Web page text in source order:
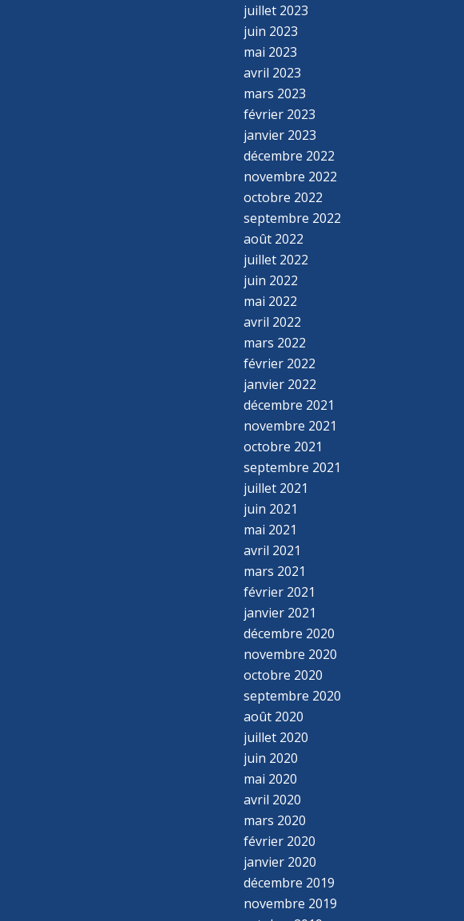
juillet 2023
juin 2023
mai 2023
avril 2023
mars 2023
février 2023
janvier 2023
décembre 2022
novembre 2022
octobre 2022
septembre 2022
août 2022
juillet 2022
juin 2022
mai 2022
avril 2022
mars 2022
février 2022
janvier 2022
décembre 2021
novembre 2021
octobre 2021
septembre 2021
juillet 2021
juin 2021
mai 2021
avril 2021
mars 2021
février 2021
janvier 2021
décembre 2020
novembre 2020
octobre 2020
septembre 2020
août 2020
juillet 2020
juin 2020
mai 2020
avril 2020
mars 2020
février 2020
janvier 2020
décembre 2019
novembre 2019